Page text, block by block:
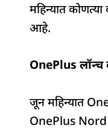
महिन्यात कोणत्या
आहे.
OnePlus लॉन्च
जून महिन्यात
OnePlus